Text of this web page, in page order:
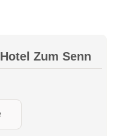
Hotel Zum Senn